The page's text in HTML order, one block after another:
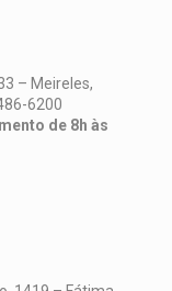
– Meireles,
6200
de 8h às